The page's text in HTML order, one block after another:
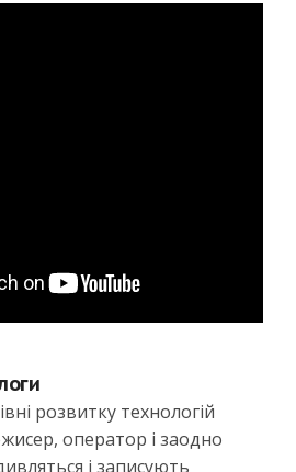
розвитку технологій
оператор і заодно
і записують